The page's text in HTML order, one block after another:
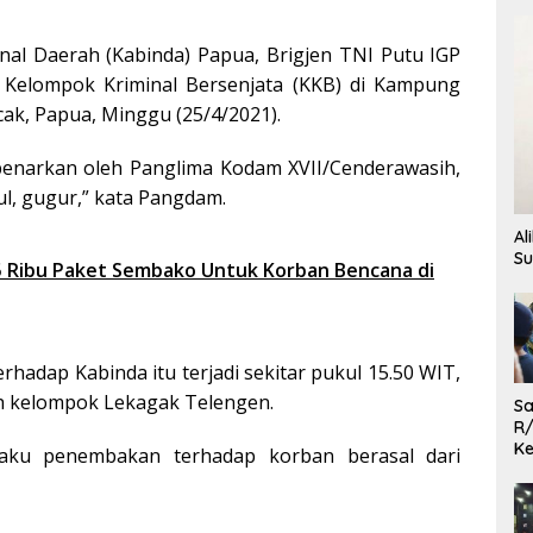
Daerah (Kabinda) Papua, Brigjen TNI Putu IGP
Kriminal Bersenjata (KKB) di Kampung
Papua, Minggu (25/4/2021).
oleh Panglima Kodam XVII/Cenderawasih,
gugur,” kata Pangdam.
Ribu Paket Sembako Untuk Korban Bencana di
Kabinda itu terjadi sekitar pukul 15.50 WIT,
Lekagak Telengen.
penembakan terhadap korban berasal dari